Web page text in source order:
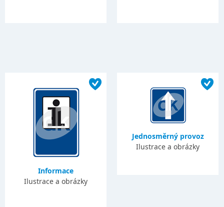
Informace
Ilustrace a obrázky
Jednosměrný provoz
Ilustrace a obrázky